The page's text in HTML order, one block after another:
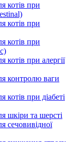
котів при
котів при
котів при
при алергії
контролю ваги
при діабеті
шкіри та шерсті
сечовивідної